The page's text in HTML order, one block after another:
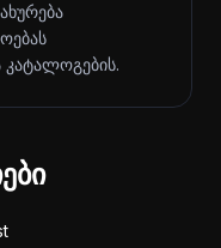
კატალოგების.